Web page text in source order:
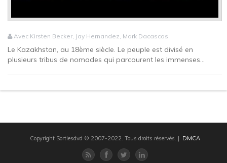
Avec Kirsten Becker, Jay Hernandez, Mark Dacascos
Le Kazakhstan, au 18ème siècle. Le peuple est divisé en
plusieurs tribus de nomades qui parcourent les immenses...
Copyright Sortiesdvd © 2007-2022. Tous droits réservés. | DMCA